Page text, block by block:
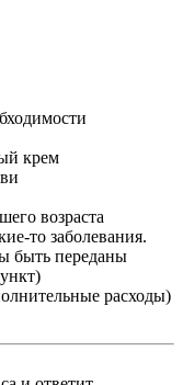
крем
возраста
то заболевания.
быть переданы
расходы)